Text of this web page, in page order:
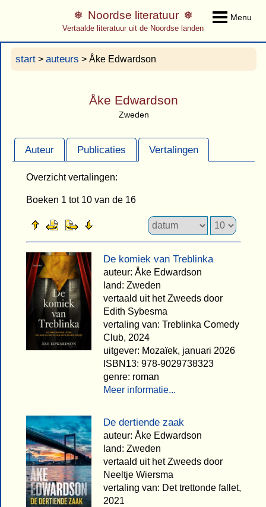
Menu
Noordse literatuur
Vertaalde literatuur uit de Noordse landen
start > auteurs > Åke Edwardson
Åke Edwardson
Zweden
Auteur Publicaties Vertalingen
Overzicht vertalingen:
Boeken 1 tot 10 van de 16
De komiek van Treblinka
auteur: Åke Edwardson
land: Zweden
vertaald uit het Zweeds door
Edith Sybesma
vertaling van: Treblinka Comedy
Club, 2024
uitgever: Mozaïek, januari 2026
ISBN13: 978-9029738323
genre: roman
Meer informatie...
De dertiende zaak
auteur: Åke Edwardson
land: Zweden
vertaald uit het Zweeds door
Neeltje Wiersma
vertaling van: Det trettonde fallet,
2021